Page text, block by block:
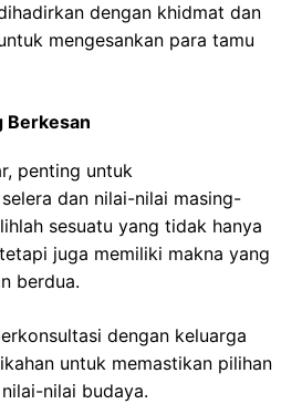
dengan khidmat dan
mengesankan para tamu
Berkesan
penting untuk
dan nilai-nilai masing-
sesuatu yang tidak hanya
juga memiliki makna yang
berdua.
dengan keluarga
untuk memastikan pilihan
nilai budaya.